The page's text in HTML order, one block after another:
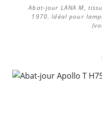
Abat-jour LANA M,
1970. Idéal pour